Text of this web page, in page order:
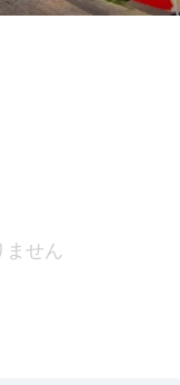
ません